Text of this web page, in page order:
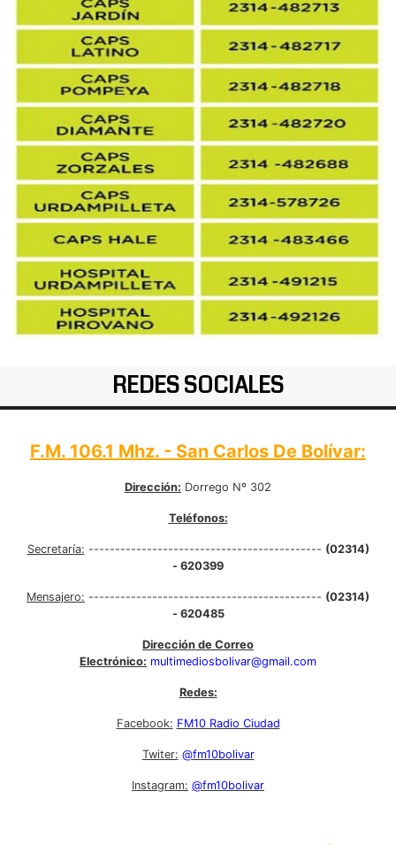
REDES SOCIALES
F.M. 106.1 Mhz. - San Carlos De Bolívar:
Dirección: Dorrego Nº 302
Teléfonos:
Secretaría: -------------------------------------------- (02314)
- 620399
Mensajero: -------------------------------------------- (02314)
- 620485
Dirección de Correo
Electrónico: multimediosbolivar@gmail.com
Redes:
Facebook: FM10 Radio Ciudad
Twiter: @fm10bolivar
Instagram: @fm10bolivar